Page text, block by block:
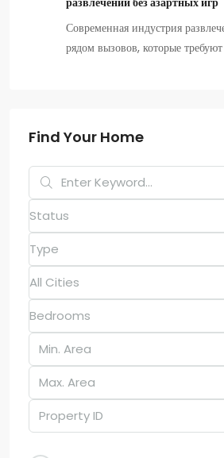
Современная индустрия
рядом вызовов, которые
Find Your Home
Status
Type
All Cities
Bedrooms